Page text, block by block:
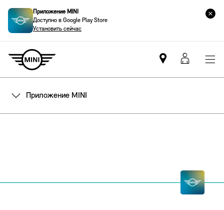
Приложение MINI
Доступно в Google Play Store
Установить сейчас
Mini
dealer
MyMini
login
Приложение MINI